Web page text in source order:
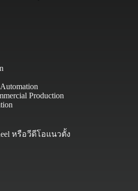
Production
หรือวีดีโอแนวตั้ง